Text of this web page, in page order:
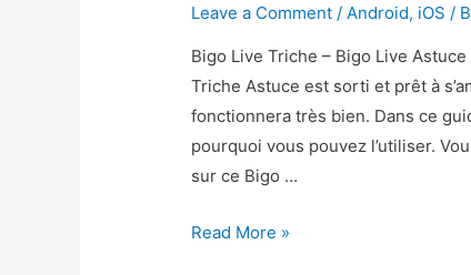
Leave a Comment / Android, iOS /
Bigo Live Triche – Bigo Live
Triche Astuce est sorti et prêt à
fonctionnera très bien. Dans ce
pourquoi vous pouvez l’utiliser.
sur ce Bigo …
Bigo
Read More »